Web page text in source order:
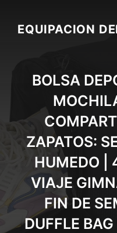
contentEQUIPACION
BOLSA
ZAPATOS:
HUMEDO |
VIAJE
FIN DE
DUFFLE